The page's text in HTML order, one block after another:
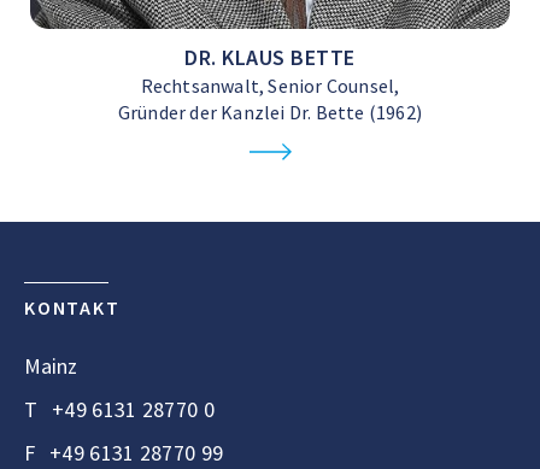
DR. KLAUS BETTE
Rechtsanwalt, Senior Counsel,
Gründer der Kanzlei Dr. Bette (1962)
KONTAKT
Mainz
T +49 6131 28770 0
F +49 6131 28770 99